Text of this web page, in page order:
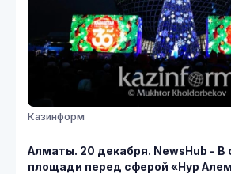
Казинформ
Алматы. 20 декабря. NewsHub - В
площади перед сферой «Нур